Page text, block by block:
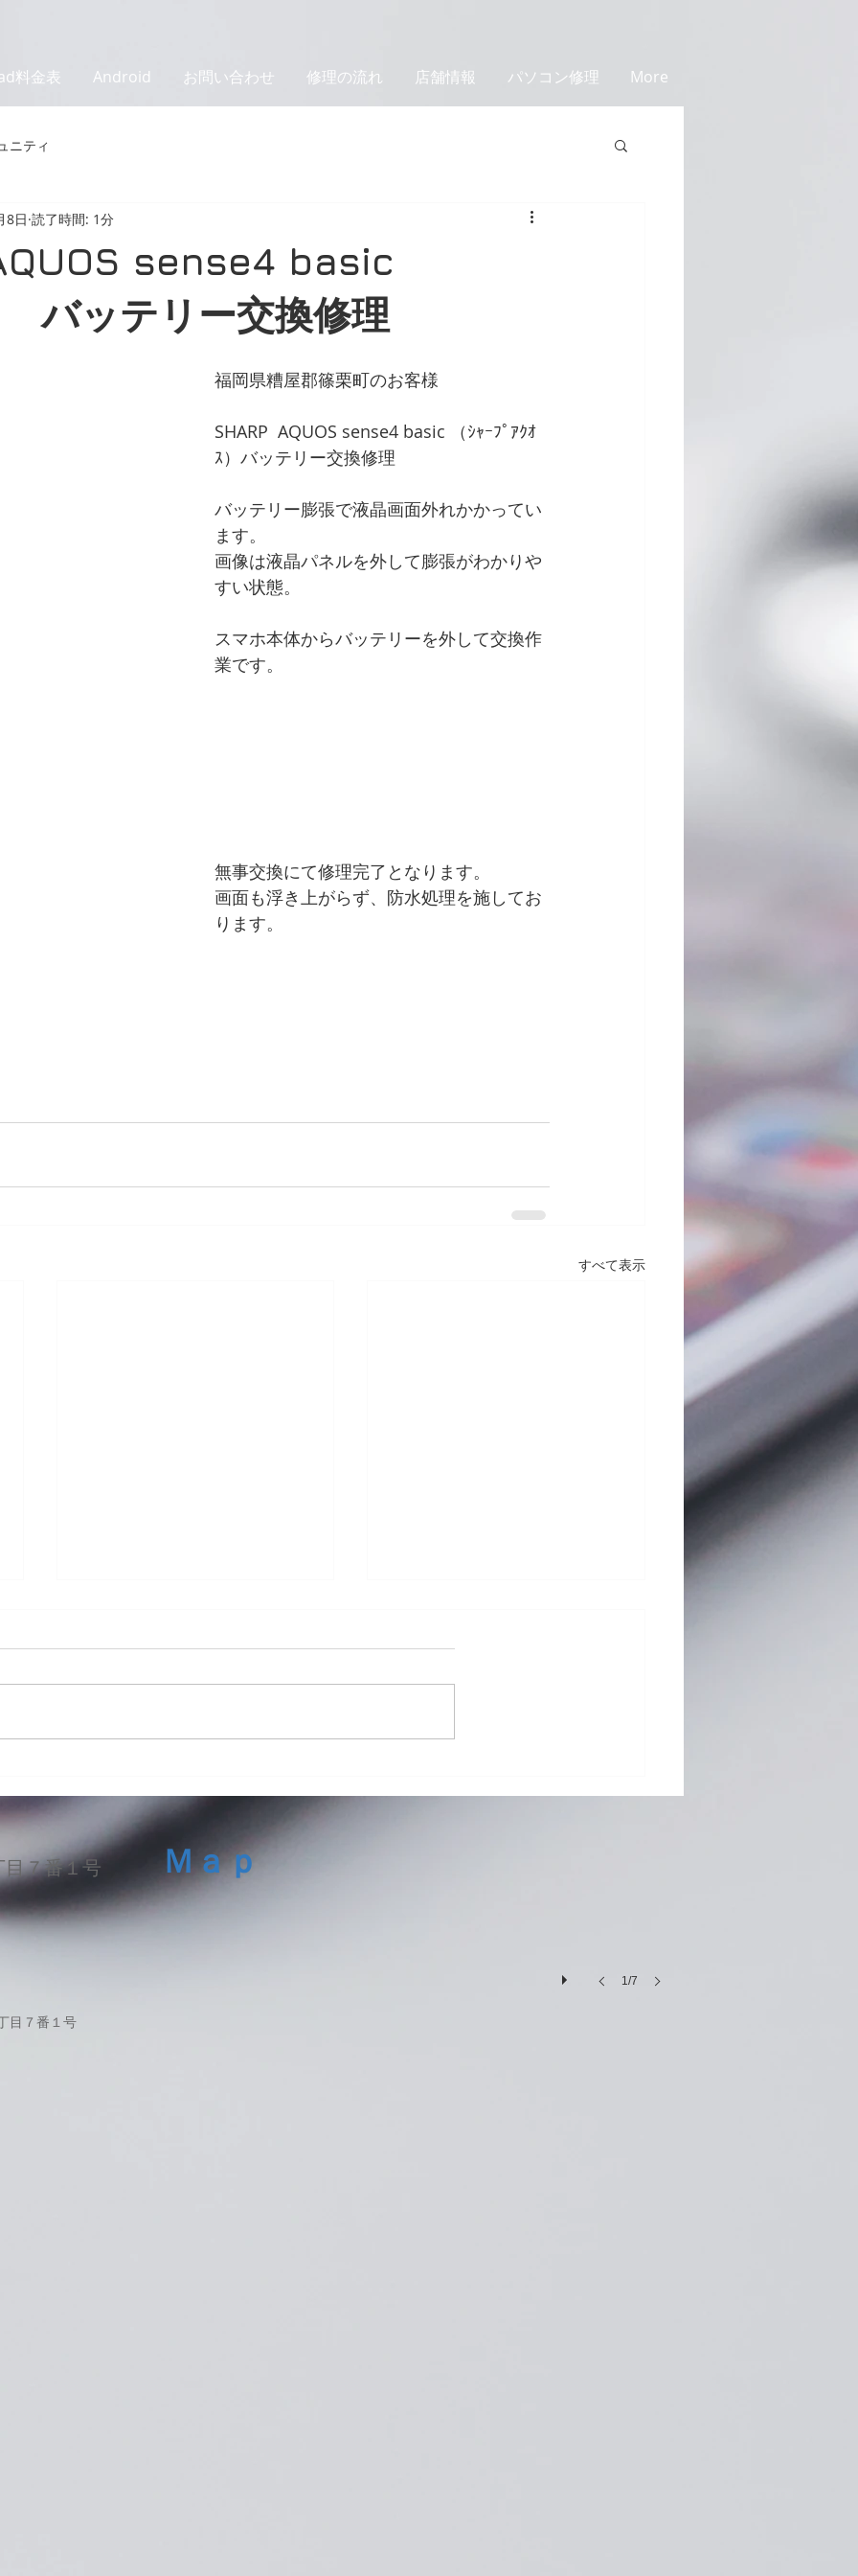
料金表 Android お問い合わせ 修理の流れ 店舗情報 パソコン修理 More
ニティ
sense4 basic
ッテリー交換修理
8日 読了時間: 1分
福岡県糟屋郡篠栗町のお客様
SHARP  AQUOS sense4 basic （ｼｬｰﾌﾟｱｸｵ
ｽ）バッテリー交換修理
バッテリー膨張で液晶画面外れかかってい
ます。
画像は液晶パネルを外して膨張がわかりや
すい状態。
スマホ本体からバッテリーを外して交換作
業です。
無事交換にて修理完了となります。
画面も浮き上がらず、防水処理を施してお
ります。
すべて表示
交換修理
ッテリー交換修理
７番１号 Ｍａｐ
目７番１号
1/7